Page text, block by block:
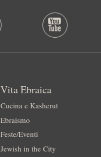
Vita Ebraica
Cucina e Kasherut
Ebraismo
Feste/Eventi
Jewish in the City